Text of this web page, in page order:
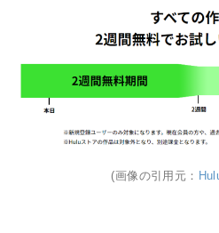
(画像の引用元：